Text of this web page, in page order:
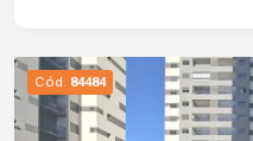
Bancadas em granito;
distribuídos,
praticidade. Informações complementares: Área
Cód. 84484